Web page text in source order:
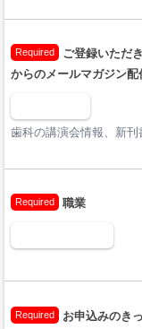
Required
ご登録いただ
からのメールマガジン
歯科の講演会情報、新刊
Required 職業
Required お申込みのき